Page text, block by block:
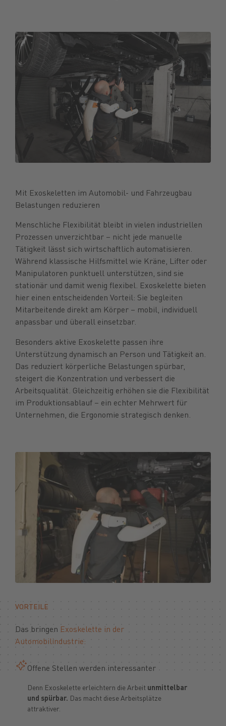
Mit Exoskeletten im Automobil- und Fahrzeugbau
Belastungen reduzieren
Menschliche Flexibilität bleibt in vielen industriellen
Prozessen unverzichtbar – nicht jede manuelle
Tätigkeit lässt sich wirtschaftlich automatisieren.
Während klassische Hilfsmittel wie Kräne, Lifter oder
Manipulatoren punktuell unterstützen, sind sie
stationär und damit wenig flexibel. Exoskelette bieten
hier einen entscheidenden Vorteil: Sie begleiten
Mitarbeitende direkt am Körper – mobil, individuell
anpassbar und überall einsetzbar.
Besonders aktive Exoskelette passen ihre
Unterstützung dynamisch an Person und Tätigkeit an.
Das reduziert körperliche Belastungen spürbar,
steigert die Konzentration und verbessert die
Arbeitsqualität. Gleichzeitig erhöhen sie die Flexibilität
im Produktionsablauf – ein echter Mehrwert für
Unternehmen, die Ergonomie strategisch denken.
VORTEILE
Das bringen Exoskelette in der
Automobilindustrie:
Offene Stellen werden interessanter
Denn Exoskelette erleichtern die Arbeit unmittelbar
und spürbar. Das macht diese Arbeitsplätze
attraktiver.